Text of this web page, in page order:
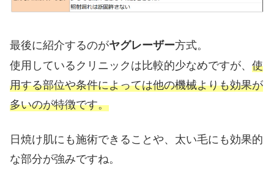
最後に紹介するのがヤグレーザー方式。
使用しているクリニックは比較的少なめですが、 使
用する部位や条件によっては他の機械よりも効果が
多いのが特徴です。
日焼け肌にも施術できることや、太い毛にも効果的
な部分が強みですね。